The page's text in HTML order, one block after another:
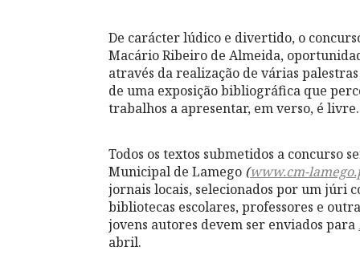
De carácter lúdico e divertido, o
Macário Ribeiro de Almeida,
através da realização de várias
de uma exposição bibliográfica que
trabalhos a apresentar, em verso, é livre.
Todos os textos submetidos a concurso
Municipal de Lamego (www.cm-
jornais locais, selecionados por um júri
bibliotecas escolares, professores e
jovens autores devem ser enviados para
abril.